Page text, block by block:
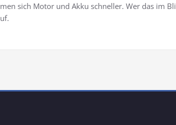
sich Motor und Akku schneller. Wer das im